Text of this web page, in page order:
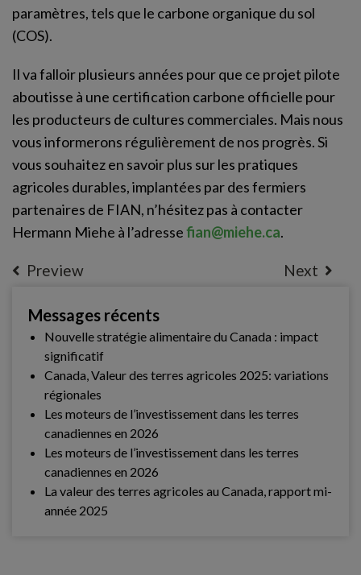
paramètres, tels que le carbone organique du sol
(COS).
Il va falloir plusieurs années pour que ce projet pilote
aboutisse à une certification carbone officielle pour
les producteurs de cultures commerciales. Mais nous
vous informerons régulièrement de nos progrès. Si
vous souhaitez en savoir plus sur les pratiques
agricoles durables, implantées par des fermiers
partenaires de FIAN, n’hésitez pas à contacter
Hermann Miehe à l’adressefian@miehe.ca.
Preview Next
Messages récents
Nouvelle stratégie alimentaire du Canada : impact
significatif
Canada, Valeur des terres agricoles 2025: variations
régionales
Les moteurs de l’investissement dans les terres
canadiennes en 2026
Les moteurs de l’investissement dans les terres
canadiennes en 2026
La valeur des terres agricoles au Canada, rapport mi-
année 2025